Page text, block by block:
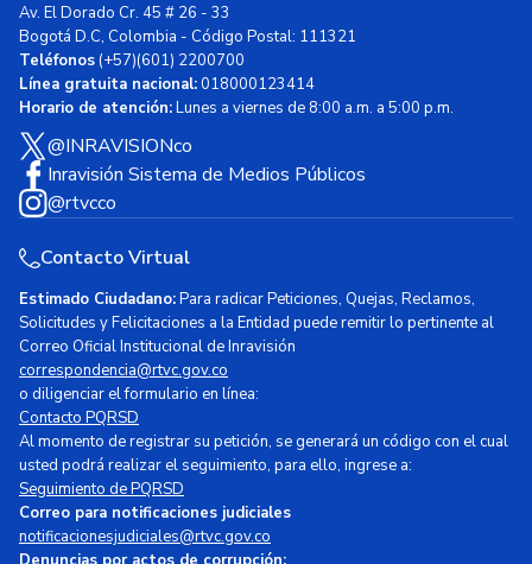
Av. El Dorado Cr. 45 # 26 - 33
Bogotá D.C, Colombia - Código Postal: 111321
Teléfonos(+57)(601) 2200700
Línea gratuita nacional:018000123414
Horario de atención:Lunes a viernes de 8:00 a.m. a 5:00 p.m.
@INRAVISIONco
Inravisión Sistema de Medios Públicos
@rtvcco
Contacto Virtual
Estimado Ciudadano:Para radicar Peticiones, Quejas, Reclamos,
Solicitudes y Felicitaciones a la Entidad puede remitir lo pertinente al
Correo Oficial Institucional de Inravisión
correspondencia@rtvc.gov.co
o diligenciar el formulario en línea:
Contacto PQRSD
Al momento de registrar su petición, se generará un código con el cual
usted podrá realizar el seguimiento, para ello, ingrese a:
Seguimiento de PQRSD
Correo para notificaciones judiciales
notificacionesjudiciales@rtvc.gov.co